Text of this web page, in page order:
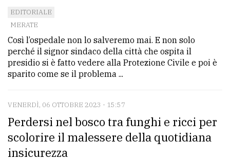
comune
Ricerca
avanzata
TESTATE
EDITORIALE
MERATE
Così l’ospedale non lo salveremo mai. E non solo
perché il signor sindaco della città che ospita il
presidio si è fatto vedere alla Protezione Civile e poi è
sparito come se il problema ...
VENERDÌ, 06 OTTOBRE 2023 - 15:57
Perdersi nel bosco tra funghi e ricci per
scolorire il malessere della quotidiana
insicurezza